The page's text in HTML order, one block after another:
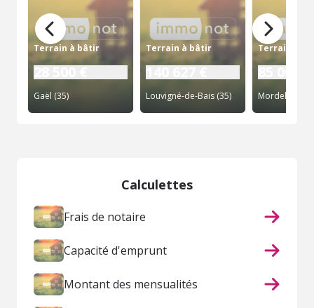
Terrain à bâtir
28 500 €
Gaël (35)
Terrain à bâtir
140 627 €
Louvigné-de-Bais (35)
Terrain à
85 000 €
Mordelles (35)
Calculettes
Frais de notaire
Capacité d'emprunt
Montant des mensualités